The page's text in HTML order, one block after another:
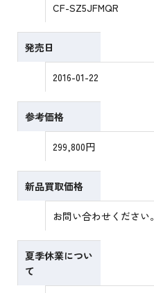
CF-SZ5JFMQR
発売日
2016-01-22
参考価格
299,800円
新品買取価格
お問い合わせください。
夏季休業につい
て